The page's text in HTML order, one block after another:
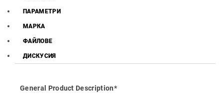
ПАРАМЕТРИ
МАРКА
ФАЙЛОВЕ
ДИСКУСИЯ
General Product Description*